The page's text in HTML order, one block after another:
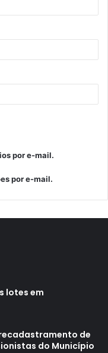
por e-mail.
por e-mail.
lotes em
recadastramento de
do Município